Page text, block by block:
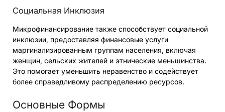
Социальная Инклюзия
Микрофинансирование также способствует социальной
инклюзии, предоставляя финансовые услуги
маргинализированным группам населения, включая
женщин, сельских жителей и этнические меньшинства.
Это помогает уменьшить неравенство и содействует
более справедливому распределению ресурсов.
Основные Формы